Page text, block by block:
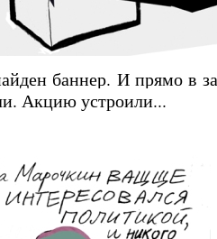
баннер. И прямо в
Акцию устроили...